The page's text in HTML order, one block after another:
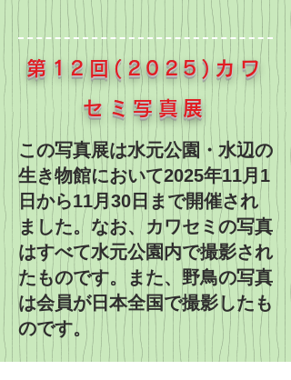
第12回(2025)カワ
セミ写真展
この写真展は水元公園・水辺の
生き物館において2025年11月1
日から11月30日まで開催され
ました。なお、カワセミの写真
はすべて水元公園内で撮影され
たものです。また、野鳥の写真
は会員が日本全国で撮影したも
のです。